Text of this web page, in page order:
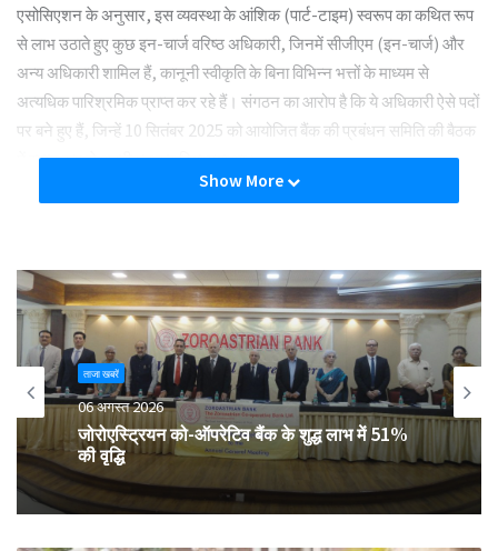
एसोसिएशन के अनुसार, इस व्यवस्था के आंशिक (पार्ट-टाइम) स्वरूप का कथित रूप
से लाभ उठाते हुए कुछ इन-चार्ज वरिष्ठ अधिकारी, जिनमें सीजीएम (इन-चार्ज) और
अन्य अधिकारी शामिल हैं, कानूनी स्वीकृति के बिना विभिन्न भत्तों के माध्यम से
अत्यधिक पारिश्रमिक प्राप्त कर रहे हैं। संगठन का आरोप है कि ये अधिकारी ऐसे पदों
पर बने हुए हैं, जिन्हें 10 सितंबर 2025 को आयोजित बैंक की प्रबंधन समिति की बैठक
में स्पष्ट रूप से अस्वीकृत कर दिया गया था।
है। संगठन के अनुसार, इन पेनल्टी भुगतानों से बैंक की आंतरिक नियंत्रण प्रणाली,
जवाबदेही और स्वीकृति प्रक्रिया पर गंभीर सवाल खड़े होते हैं। पत्र में कहा गया है कि
यह स्पष्ट नहीं है कि इन पेनल्टी भुगतानों को कानून के अनुसार कभी प्रबंधन समिति
के समक्ष रखा गया या उसकी स्वीकृति ली गई।
दस्तावेजी साक्ष्यों का हवाला देते हुए एसोसिएशन ने बताया कि 19 दिसंबर 2025 को
शाम 7:06 बजे के बाद एनपीसीआई को 10.18 लाख रुपये की पेनल्टी का भुगतान किया
गया। इसके बाद 20 दिसंबर 2025 को 1 लाख रुपये की अतिरिक्त पेनल्टी दी गई,
जबकि इससे पहले 30 सितंबर 2023 को भी 11.80 लाख रुपये की पेनल्टी का भुगतान
Show More
ताजा खबरें
06 अगस्त 2026
जोरोएस्ट्रियन को-ऑपरेटिव बैंक के शुद्ध लाभ में 51%
की वृद्धि